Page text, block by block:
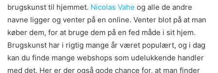
brugskunst til hjemmet. Nicolas Vahe og alle de andre
navne ligger og venter på en online. Venter blot på at man
køber dem, for at bruge dem på en fed måde i sit hjem.
Brugskunst har i rigtig mange år været populært, og i dag
kan du finde mange webshops som udelukkende handler
med det. Her er der også gode chance for, at man finder